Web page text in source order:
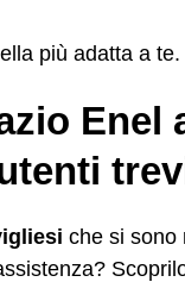
più adatta a te.
Enel
che si sono